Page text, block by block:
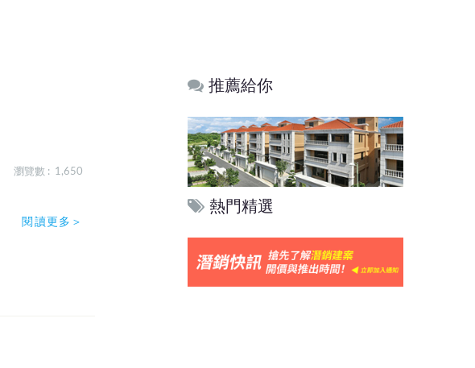
瀏覽數 : 1,650
閱讀更多＞
推薦給你
熱門精選